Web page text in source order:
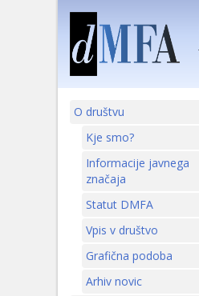
O društvu
Kje smo?
Informacije javnega
značaja
Statut DMFA
Vpis v društvo
Grafična podoba
Arhiv novic